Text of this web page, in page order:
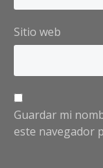
Sitio web
Guardar mi
este navegador